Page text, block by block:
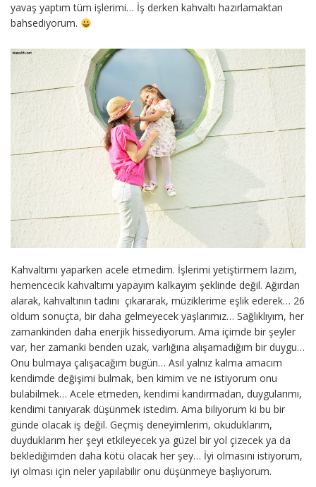
yavaş yaptım tüm işlerimi… İş derken kahvaltı hazırlamaktan
bahsediyorum.
Kahvaltımı yaparken acele etmedim. İşlerimi yetiştirmem lazım,
hemencecik kahvaltımı yapayım kalkayım şeklinde değil. Ağırdan
alarak, kahvaltının tadını çıkararak, müziklerime eşlik ederek… 26
oldum sonuçta, bir daha gelmeyecek yaşlarımız… Sağlıklıyım, her
zamankinden daha enerjik hissediyorum. Ama içimde bir şeyler
var, her zamanki benden uzak, varlığına alışamadığım bir duygu…
Onu bulmaya çalışacağım bugün… Asıl yalnız kalma amacım
kendimde değişimi bulmak, ben kimim ve ne istiyorum onu
bulabilmek… Acele etmeden, kendimi kandırmadan, duygularımı,
kendimi tanıyarak düşünmek istedim. Ama biliyorum ki bu bir
günde olacak iş değil. Geçmiş deneyimlerim, okuduklarım,
duyduklarım her şeyi etkileyecek ya güzel bir yol çizecek ya da
beklediğimden daha kötü olacak her şey… İyi olmasını istiyorum,
iyi olması için neler yapılabilir onu düşünmeye başlıyorum.